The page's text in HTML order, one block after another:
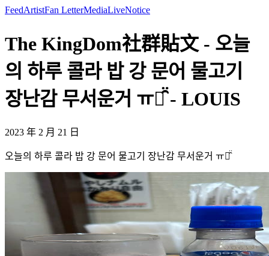
FeedArtistFan LetterMediaLiveNotice
The KingDom社群貼文 - 오늘
의 하루 콜라 밥 강 문어 물고기
장난감 무서운거 ㅠㅠ̑̈ - LOUIS
2023 年 2 月 21 日
오늘의 하루 콜라 밥 강 문어 물고기 장난감 무서운거 ㅠㅠ̑̈